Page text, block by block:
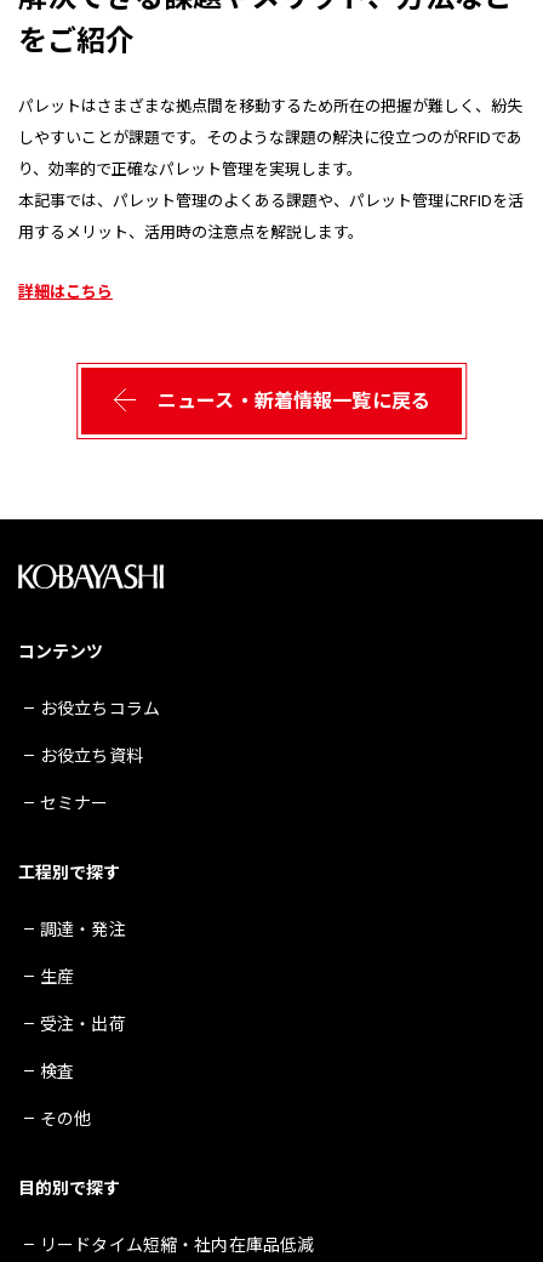
をご紹介
パレットはさまざまな拠点間を移動するため所在の把握が難しく、紛失
しやすいことが課題です。そのような課題の解決に役立つのがRFIDであ
り、効率的で正確なパレット管理を実現します。
本記事では、パレット管理のよくある課題や、パレット管理にRFIDを活
用するメリット、活用時の注意点を解説します。
詳細はこちら
ニュース・新着情報一覧に戻る
コンテンツ
お役立ちコラム
お役立ち資料
セミナー
工程別で探す
調達・発注
生産
受注・出荷
検査
その他
目的別で探す
リードタイム短縮・社内在庫品低減